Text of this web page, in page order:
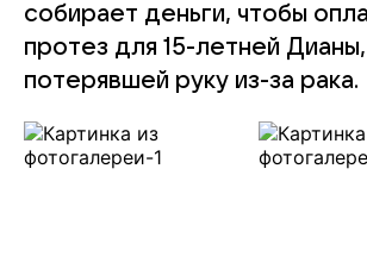
собирает деньги, чтобы
протез для 15-летней Дианы,
потерявшей руку из-за рака.